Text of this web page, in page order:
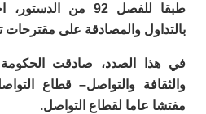
طبقا للفصل 92 من الدستور،
والمصادقة على مقترحات تعيين
الصدد، صادقت الحكومة على
والتواصل– قطاع التواصل، على
عاما لقطاع التواصل.